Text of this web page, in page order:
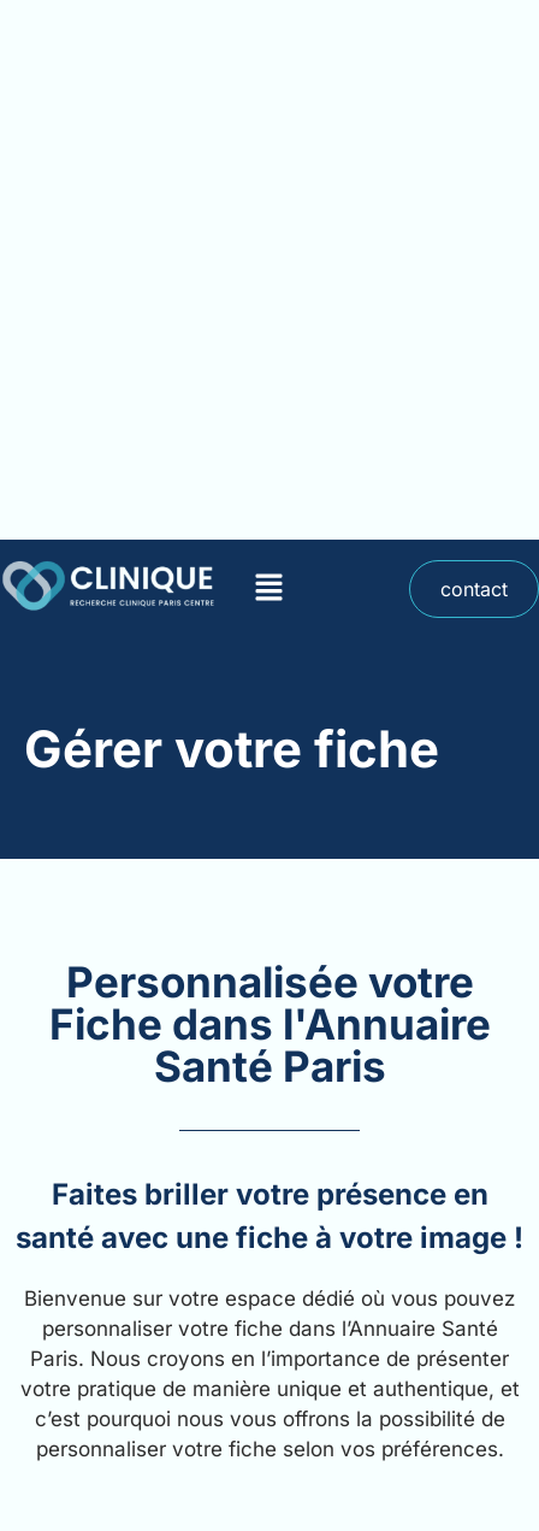
contact
Gérer votre fiche
Personnalisée votre
Fiche dans l'Annuaire
Santé Paris
Faites briller votre présence en
santé avec une fiche à votre image !
Bienvenue sur votre espace dédié où vous pouvez
personnaliser votre fiche dans l’Annuaire Santé
Paris. Nous croyons en l’importance de présenter
votre pratique de manière unique et authentique, et
c’est pourquoi nous vous offrons la possibilité de
personnaliser votre fiche selon vos préférences.